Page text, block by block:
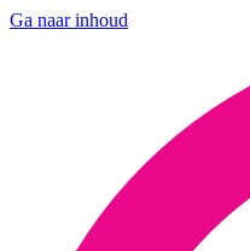
Ga naar inhoud